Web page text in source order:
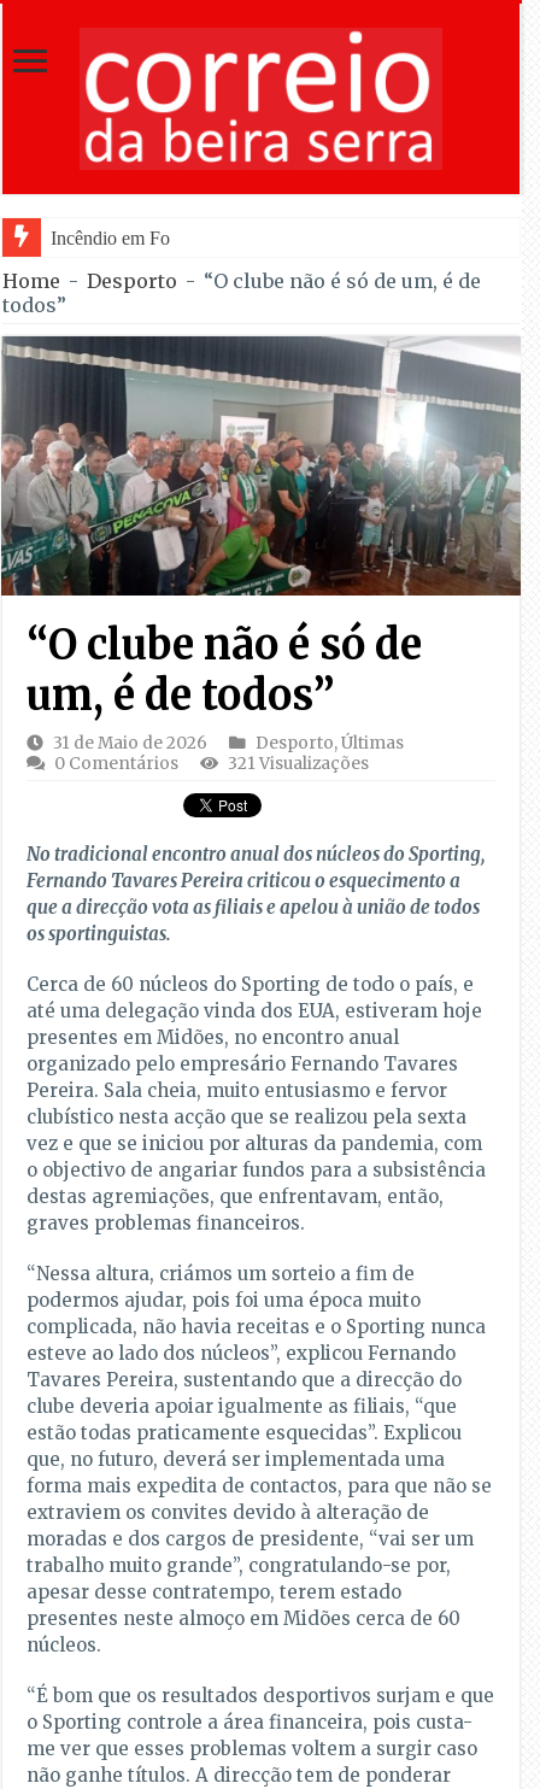
Incêndio em Fornos de Algodres dominado após co
Home - Desporto - “O clube não é só de um, é de
todos”
“O clube não é só de
um, é de todos”
31 de Maio de 2026 Desporto,Últimas
0 Comentários
321 Visualizações
No tradicional encontro anual dos núcleos do Sporting,
Fernando Tavares Pereira criticou o esquecimento a
que a direcção vota as filiais e apelou à união de todos
os sportinguistas.
Cerca de 60 núcleos do Sporting de todo o país, e
até uma delegação vinda dos EUA, estiveram hoje
presentes em Midões, no encontro anual
organizado pelo empresário Fernando Tavares
Pereira. Sala cheia, muito entusiasmo e fervor
clubístico nesta acção que se realizou pela sexta
vez e que se iniciou por alturas da pandemia, com
o objectivo de angariar fundos para a subsistência
destas agremiações, que enfrentavam, então,
graves problemas financeiros.
“Nessa altura, criámos um sorteio a fim de
podermos ajudar, pois foi uma época muito
complicada, não havia receitas e o Sporting nunca
esteve ao lado dos núcleos”, explicou Fernando
Tavares Pereira, sustentando que a direcção do
clube deveria apoiar igualmente as filiais, “que
estão todas praticamente esquecidas”. Explicou
que, no futuro, deverá ser implementada uma
forma mais expedita de contactos, para que não se
extraviem os convites devido à alteração de
moradas e dos cargos de presidente, “vai ser um
trabalho muito grande”, congratulando-se por,
apesar desse contratempo, terem estado
presentes neste almoço em Midões cerca de 60
núcleos.
“É bom que os resultados desportivos surjam e que
o Sporting controle a área financeira, pois custa-
me ver que esses problemas voltem a surgir caso
não ganhe títulos. A direcção tem de ponderar